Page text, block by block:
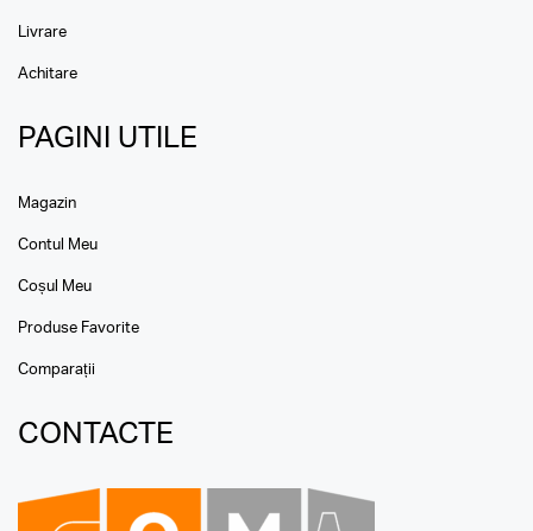
Livrare
Achitare
PAGINI UTILE
Magazin
Contul Meu
Coșul Meu
Produse Favorite
Comparații
CONTACTE